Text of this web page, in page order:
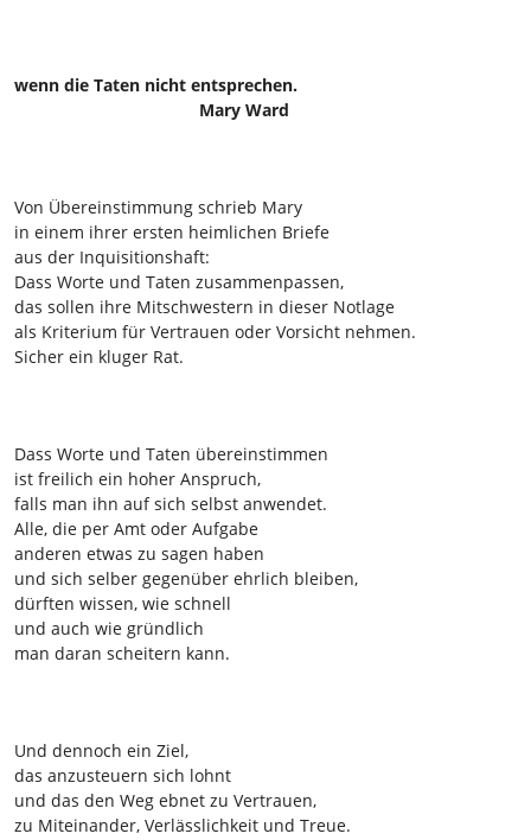
wenn die Taten nicht entsprechen.
Mary Ward
Von Übereinstimmung schrieb Mary
in einem ihrer ersten heimlichen Briefe
aus der Inquisitionshaft:
Dass Worte und Taten zusammenpassen,
das sollen ihre Mitschwestern in dieser Notlage
als Kriterium für Vertrauen oder Vorsicht nehmen.
Sicher ein kluger Rat.
Dass Worte und Taten übereinstimmen
ist freilich ein hoher Anspruch,
falls man ihn auf sich selbst anwendet.
Alle, die per Amt oder Aufgabe
anderen etwas zu sagen haben
und sich selber gegenüber ehrlich bleiben,
dürften wissen, wie schnell
und auch wie gründlich
man daran scheitern kann.
Und dennoch ein Ziel,
das anzusteuern sich lohnt
und das den Weg ebnet zu Vertrauen,
zu Miteinander, Verlässlichkeit und Treue.